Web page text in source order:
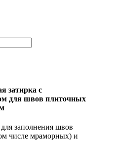
затирка с
для швов плиточных
заполнения швов
числе мраморных) и